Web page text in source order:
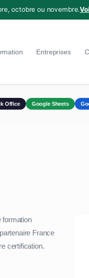
octobre ou novembre.
Entreprises
Office Google Sheets
formation
France
certification.